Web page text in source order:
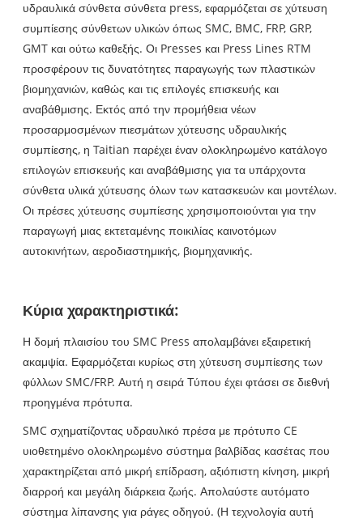
υδραυλικά σύνθετα σύνθετα press, εφαρμόζεται σε χύτευση
συμπίεσης σύνθετων υλικών όπως SMC, BMC, FRP, GRP,
GMT και ούτω καθεξής. Οι Presses και Press Lines RTM
προσφέρουν τις δυνατότητες παραγωγής των πλαστικών
βιομηχανιών, καθώς και τις επιλογές επισκευής και
αναβάθμισης. Εκτός από την προμήθεια νέων
προσαρμοσμένων πιεσμάτων χύτευσης υδραυλικής
συμπίεσης, η Taitian παρέχει έναν ολοκληρωμένο κατάλογο
επιλογών επισκευής και αναβάθμισης για τα υπάρχοντα
σύνθετα υλικά χύτευσης όλων των κατασκευών και μοντέλων.
Οι πρέσες χύτευσης συμπίεσης χρησιμοποιούνται για την
παραγωγή μιας εκτεταμένης ποικιλίας καινοτόμων
αυτοκινήτων, αεροδιαστημικής, βιομηχανικής.
Κύρια χαρακτηριστικά:
Η δομή πλαισίου του SMC Press απολαμβάνει εξαιρετική
ακαμψία. Εφαρμόζεται κυρίως στη χύτευση συμπίεσης των
φύλλων SMC/FRP. Αυτή η σειρά Τύπου έχει φτάσει σε διεθνή
προηγμένα πρότυπα.
SMC σχηματίζοντας υδραυλικό πρέσα με πρότυπο CE
υιοθετημένο ολοκληρωμένο σύστημα βαλβίδας κασέτας που
χαρακτηρίζεται από μικρή επίδραση, αξιόπιστη κίνηση, μικρή
διαρροή και μεγάλη διάρκεια ζωής. Απολαύστε αυτόματο
σύστημα λίπανσης για ράγες οδηγού. (Η τεχνολογία αυτή